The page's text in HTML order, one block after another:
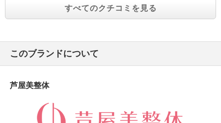
すべてのクチコミを見る
このブランドについて
芦屋美整体